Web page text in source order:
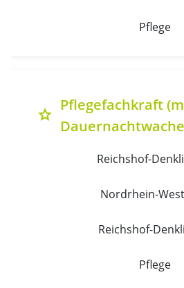
Pflege
grade
Pflegefachkraft
Dauernachtwache
Reichshof-
Nordrhein-
Reichshof-
Pflege